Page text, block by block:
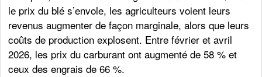
le prix du blé s’envole, les agriculteurs voient leurs
revenus augmenter de façon marginale, alors que leurs
coûts de production explosent. Entre février et avril
2026, les prix du carburant ont augmenté de 58 % et
ceux des engrais de 66 %.